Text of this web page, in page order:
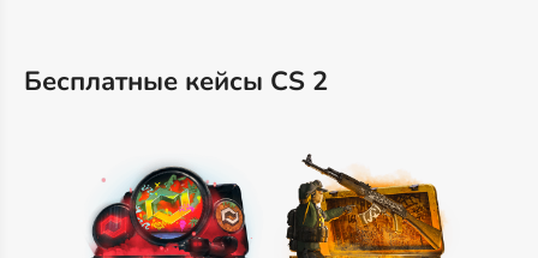
Бесплатные кейсы CS 2